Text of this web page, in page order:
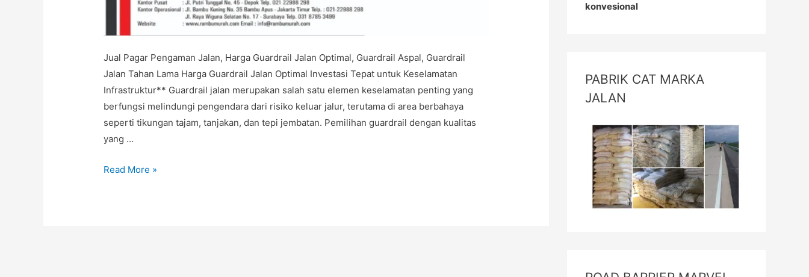
Jual Pagar Pengaman Jalan, Harga Guardrail Jalan Optimal, Guardrail Aspal, Guardrail
Jalan Tahan Lama Harga Guardrail Jalan Optimal Investasi Tepat untuk Keselamatan
Infrastruktur** Guardrail jalan merupakan salah satu elemen keselamatan penting yang
berfungsi melindungi pengendara dari risiko keluar jalur, terutama di area berbahaya
seperti tikungan tajam, tanjakan, dan tepi jembatan. Pemilihan guardrail dengan kualitas
yang …
Jual
Read More »
konvesional
PABRIK CAT MARKA
JALAN